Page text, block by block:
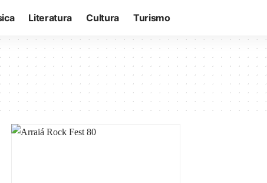
Literatura Cultura Turismo